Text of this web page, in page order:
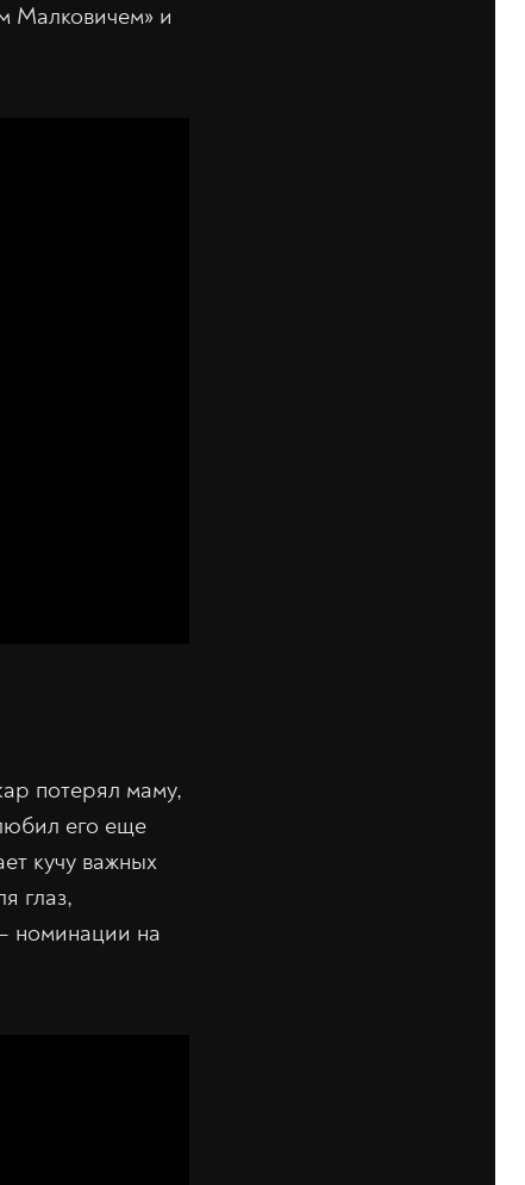
Малковичем» и
потерял маму,
его еще
кучу важных
глаз,
номинации на